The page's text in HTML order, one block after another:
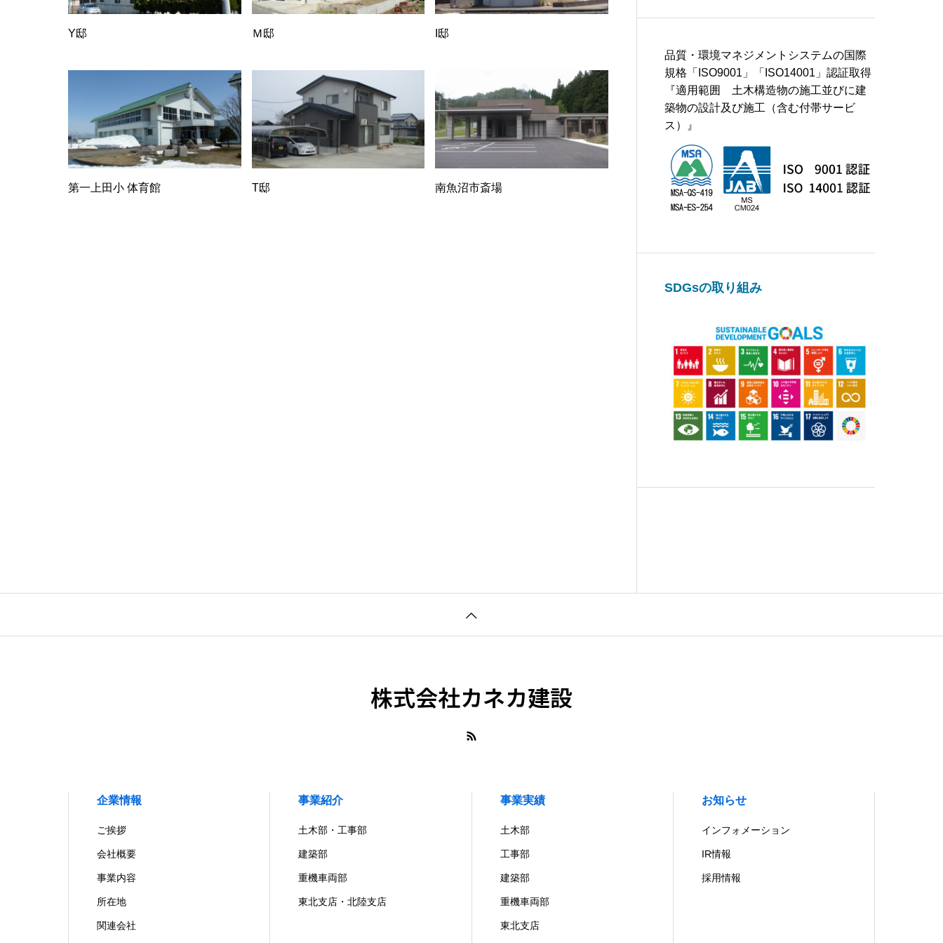
Y邸 Ｍ邸 I邸
第一上田小 体育館 T邸 南魚沼市斎場
品質・環境マネジメントシステムの国際
規格「ISO9001」「ISO14001」認証取得
『適用範囲 土木構造物の施工並びに建
築物の設計及び施工（含む付帯サービ
ス）』
SDGsの取り組み
株式会社カネカ建設
企業情報
ご挨拶
会社概要
事業内容
所在地
関連会社
事業紹介
土木部・工事部
建築部
重機車両部
東北支店・北陸支店
事業実績
土木部
工事部
建築部
重機車両部
東北支店
お知らせ
インフォメーション
IR情報
採用情報